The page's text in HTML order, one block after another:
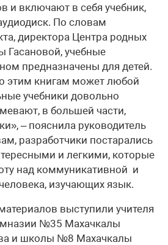
и включают в себя учебник,
По словам
директора Центра родных
учебные
предназначены для детей.
этим книгам может любой
учебники довольно
в большей части,
– пояснила руководитель
разработчики постарались
и легкими, которые
над коммуникативной и
изучающих язык.
выступили учителя
№35 Махачкалы
и школы №8 Махачкалы